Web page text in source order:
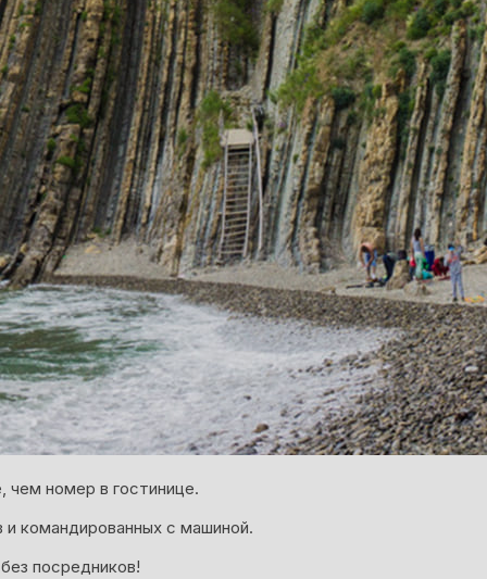
чем номер в гостинице.
командированных с машиной.
посредников!